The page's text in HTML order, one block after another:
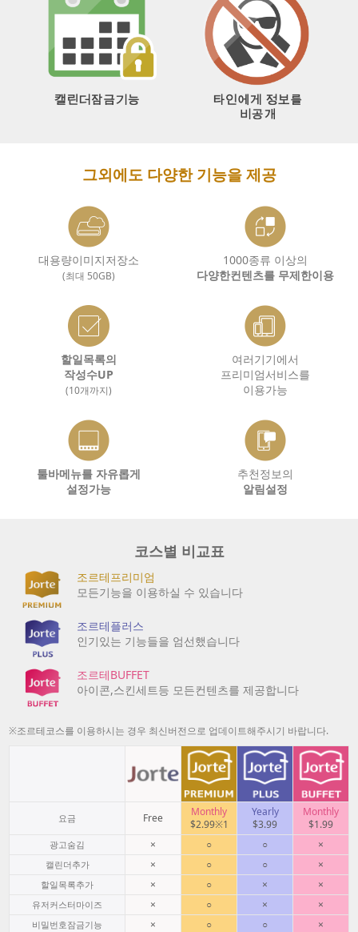
그외에도 다양한 기능을 제공
대용량이미지저장소
(최대 50GB)
1000종류 이상의
다양한컨텐츠를 무제한이용
할일목록의
작성수UP
(10개까지)
여러기기에서
프리미엄서비스를
이용가능
툴바메뉴를 자유롭게
설정가능
추천정보의
알림설정
코스별 비교표
조르테프리미엄
모든기능을 이용하실 수 있습니다
조르테플러스
인기있는 기능들을 엄선했습니다
조르테BUFFET
아이콘,스킨세트등 모든컨텐츠를 제공합니다
※조르테코스를 이용하시는 경우 최신버전으로 업데이트해주시기 바랍니다.
요금 Free
Monthly
$2.99※1
Yearly
$3.99
Monthly
$1.99
광고숨김 × ○ ○ ×
캘린더추가 × ○ ○ ×
할일목록추가 × ○ × ×
유저커스터마이즈 × ○ × ×
비밀번호잠금기능 × ○ ○ ×